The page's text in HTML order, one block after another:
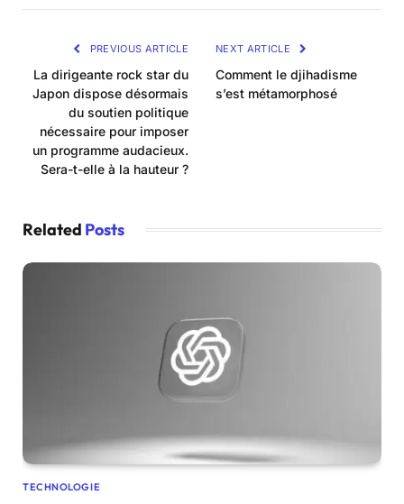
PREVIOUS ARTICLE
La dirigeante rock star du
Japon dispose désormais
du soutien politique
nécessaire pour imposer
un programme audacieux.
Sera-t-elle à la hauteur ?
NEXT ARTICLE
Comment le djihadisme
s’est métamorphosé
Related Posts
TECHNOLOGIE